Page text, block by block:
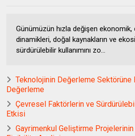
Günümüzün hızla değişen
dinamikleri, doğal kaynakların ve
sürdürülebilir kullanımını zo...
Teknolojinin Değerleme
Değerleme
Çevresel Faktörlerin ve
Etkisi
Gayrimenkul Geliştirme